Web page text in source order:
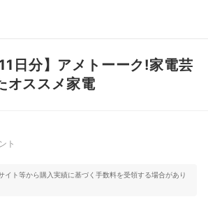
ト
日分】アメトーーク!家電芸
オススメ家電
ト
イト等から購入実績に基づく手数料を受領する場合があり